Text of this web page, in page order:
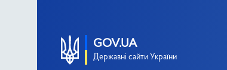
GOV.UA
Державні сайти України